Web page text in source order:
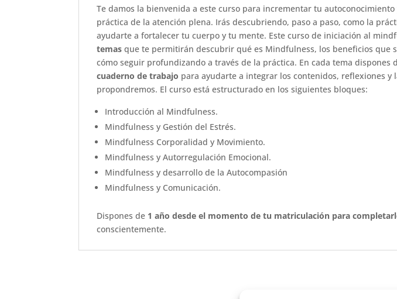
bienestar
interior.
cantidad
Te damos la bienvenida a este curso para incrementar tu
práctica de la atención plena. Irás descubriendo, paso a paso, como la
ayudarte a fortalecer tu cuerpo y tu mente. Este curso de iniciación al
temas que te permitirán descubrir qué es Mindfulness, los beneficios que
cómo seguir profundizando a través de la práctica. En cada tema dispones
cuaderno de trabajo para ayudarte a integrar los contenidos, reflexiones y
propondremos. El curso está estructurado en los siguientes bloques:
Introducción al Mindfulness.
Mindfulness y Gestión del Estrés.
Mindfulness Corporalidad y Movimiento.
Mindfulness y Autorregulación Emocional.
Mindfulness y desarrollo de la Autocompasión
Mindfulness y Comunicación.
Dispones de 1 año desde el momento de tu matriculación para
conscientemente.